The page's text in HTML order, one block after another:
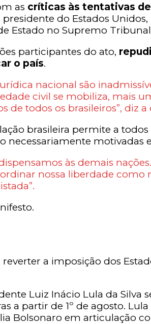
as críticas às tentativas
do Estados
Estado no Supremo
participantes do ato,
o país.
nacional são
civil se mobiliza, mais
de todos os brasileiros”, diz a
brasileira permite a
necessariamente motivadas
às demais
nossa liberdade como
a imposição dos
Luiz Inácio Lula da Silva
a partir de 1º de agosto.
Bolsonaro em articulação